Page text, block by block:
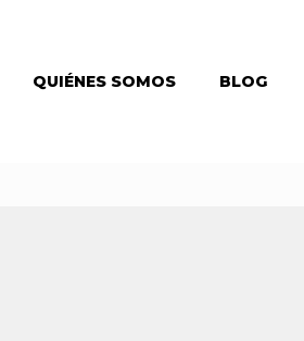
QUIÉNES SOMOS BLOG